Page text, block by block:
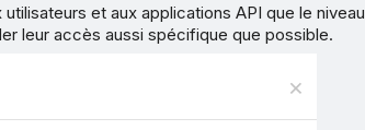
et aux applications API que le niveau
leur accès aussi spécifique que possible.